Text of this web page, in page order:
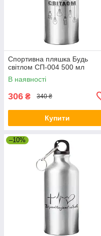
Спортивна пляшка Будь
світлом СП-004 500 мл
В наявності
306 ₴ 340 ₴
Купити
–10%